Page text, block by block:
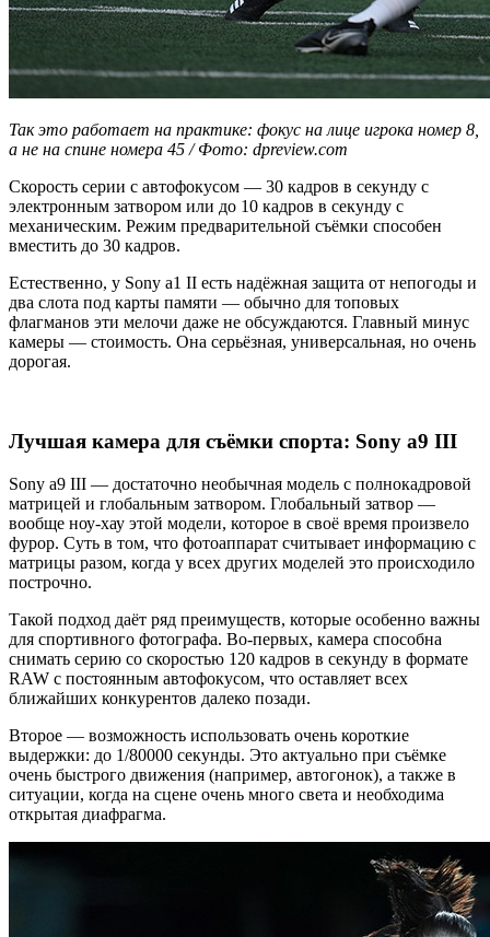
Так это работает на практике: фокус на лице игрока номер 8,
а не на спине номера 45 / Фото: dpreview.com
Скорость серии с автофокусом — 30 кадров в секунду с
электронным затвором или до 10 кадров в секунду с
механическим. Режим предварительной съёмки способен
вместить до 30 кадров.
Естественно, у Sony a1 II есть надёжная защита от непогоды и
два слота под карты памяти — обычно для топовых
флагманов эти мелочи даже не обсуждаются. Главный минус
камеры — стоимость. Она серьёзная, универсальная, но очень
дорогая.
Лучшая камера для съёмки спорта: Sony а9 III
Sony а9 III — достаточно необычная модель с полнокадровой
матрицей и глобальным затвором. Глобальный затвор —
вообще ноу-хау этой модели, которое в своё время произвело
фурор. Суть в том, что фотоаппарат считывает информацию с
матрицы разом, когда у всех других моделей это происходило
построчно.
Такой подход даёт ряд преимуществ, которые особенно важны
для спортивного фотографа. Во-первых, камера способна
снимать серию со скоростью 120 кадров в секунду в формате
RAW с постоянным автофокусом, что оставляет всех
ближайших конкурентов далеко позади.
Второе — возможность использовать очень короткие
выдержки: до 1/80000 секунды. Это актуально при съёмке
очень быстрого движения (например, автогонок), а также в
ситуации, когда на сцене очень много света и необходима
открытая диафрагма.